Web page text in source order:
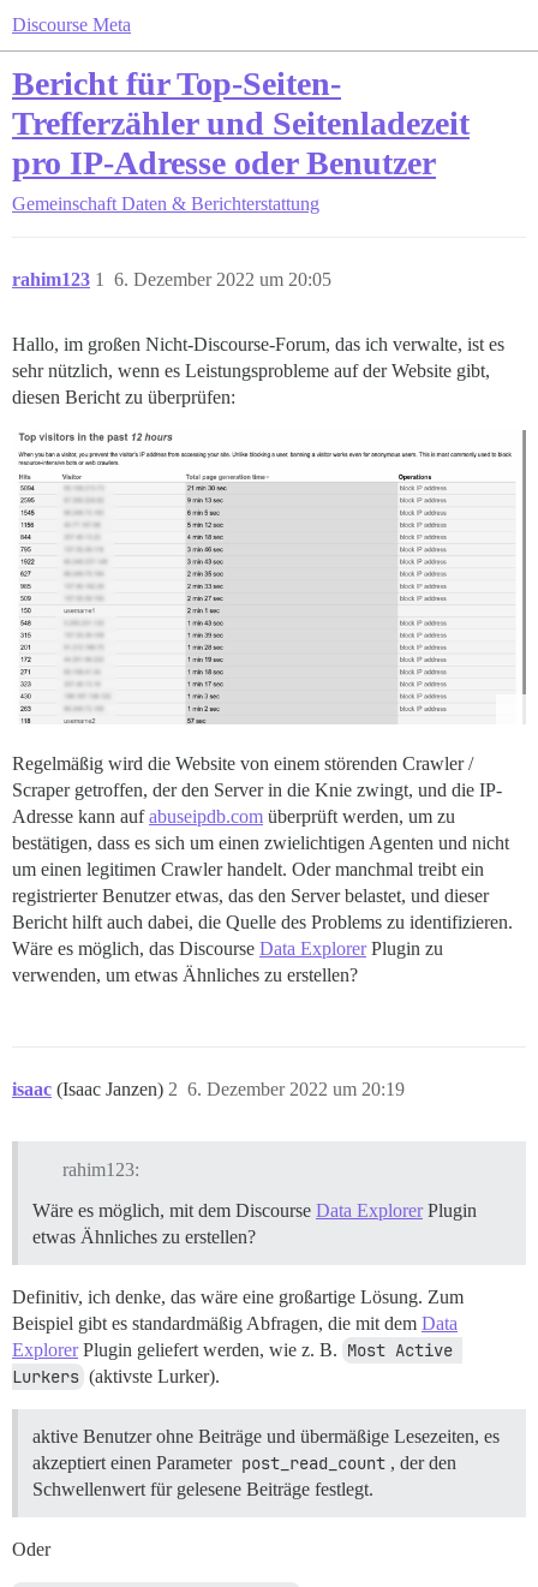
Discourse Meta
Bericht für Top-Seiten-
Trefferzähler und Seitenladezeit
pro IP-Adresse oder Benutzer
Gemeinschaft Daten & Berichterstattung
rahim123 6. Dezember 2022 um 20:05
1
Hallo, im großen Nicht-Discourse-Forum, das ich verwalte, ist es
sehr nützlich, wenn es Leistungsprobleme auf der Website gibt,
diesen Bericht zu überprüfen:
Regelmäßig wird die Website von einem störenden Crawler /
Scraper getroffen, der den Server in die Knie zwingt, und die IP-
Adresse kann aufabuseipdb.com überprüft werden, um zu
bestätigen, dass es sich um einen zwielichtigen Agenten und nicht
um einen legitimen Crawler handelt. Oder manchmal treibt ein
registrierter Benutzer etwas, das den Server belastet, und dieser
Bericht hilft auch dabei, die Quelle des Problems zu identifizieren.
Wäre es möglich, das Discourse Data ExplorerPlugin zu
verwenden, um etwas Ähnliches zu erstellen?
isaac (Isaac Janzen) 6. Dezember 2022 um 20:19
2
rahim123:
Wäre es möglich, mit dem Discourse Data ExplorerPlugin
etwas Ähnliches zu erstellen?
Definitiv, ich denke, das wäre eine großartige Lösung. Zum
Beispiel gibt es standardmäßig Abfragen, die mit dem Data
ExplorerPlugin geliefert werden, wie z. B. Most Active
Lurkers (aktivste Lurker).
aktive Benutzer ohne Beiträge und übermäßige Lesezeiten, es
akzeptiert einen Parameter post_read_count , der den
Schwellenwert für gelesene Beiträge festlegt.
Oder